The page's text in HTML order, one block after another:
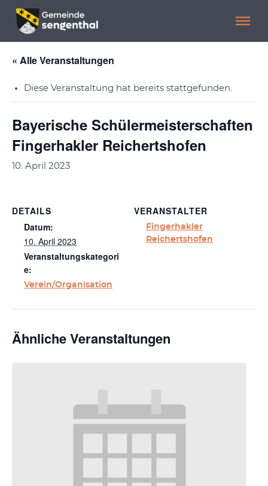
Menü überspringen
Menü überspringen
« Alle Veranstaltungen
Diese Veranstaltung hat bereits stattgefunden.
Bayerische Schülermeisterschaften
Fingerhakler Reichertshofen
10. April 2023
DETAILS
Datum:
10. April 2023
Veranstaltungskategori
e:
Verein/Organisation
VERANSTALTER
Fingerhakler
Reichertshofen
Ähnliche Veranstaltungen